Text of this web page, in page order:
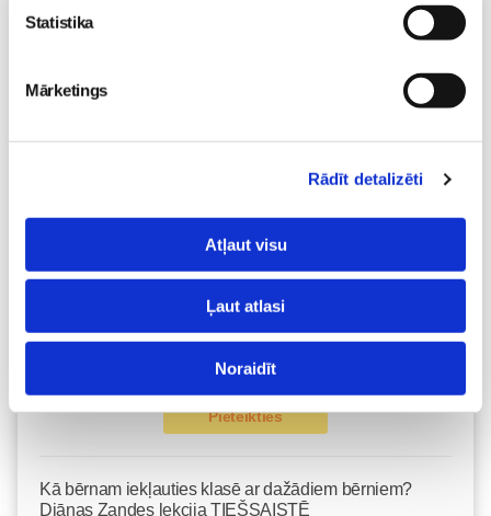
Statistika
Mārketings
Rādīt detalizēti
Atļaut visu
Ļaut atlasi
Noraidīt
masāža Māmiņu klubā pie masāžas speciālistes Olgas
Gerasimenko
10.08 11:30-15:30
Nodarbības citā laikā
dzemdībām kopā ar Diānu Zandi tiešsaistē ZOOM.US
11.08 10:00-12:00
Pieteikties
Kā bērnam iekļauties klasē ar dažādiem bērniem?
Diānas Zandes lekcija TIEŠSAISTĒ